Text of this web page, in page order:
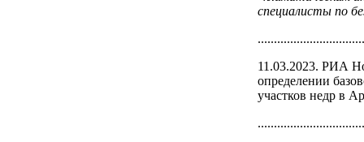
специалисты по
11.03.2023. РИА
определении
участков недр в